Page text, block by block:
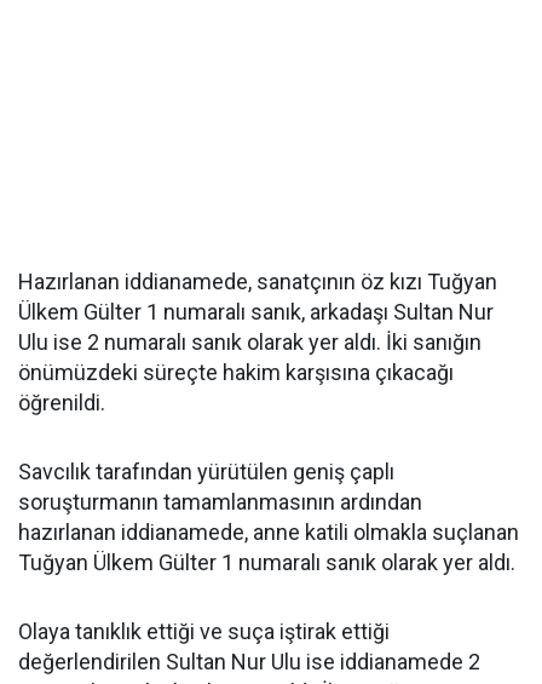
Hazırlanan iddianamede, sanatçının öz kızı Tuğyan
Ülkem Gülter 1 numaralı sanık, arkadaşı Sultan Nur
Ulu ise 2 numaralı sanık olarak yer aldı. İki sanığın
önümüzdeki süreçte hakim karşısına çıkacağı
öğrenildi.
Savcılık tarafından yürütülen geniş çaplı
soruşturmanın tamamlanmasının ardından
hazırlanan iddianamede, anne katili olmakla suçlanan
Tuğyan Ülkem Gülter 1 numaralı sanık olarak yer aldı.
Olaya tanıklık ettiği ve suça iştirak ettiği
değerlendirilen Sultan Nur Ulu ise iddianamede 2